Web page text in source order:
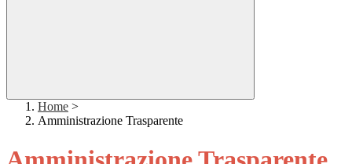
Home >
Amministrazione Trasparente